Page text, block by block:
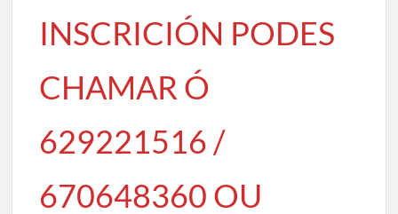
INSCRICIÓN PODES
CHAMAR Ó
629221516 /
670648360 OU